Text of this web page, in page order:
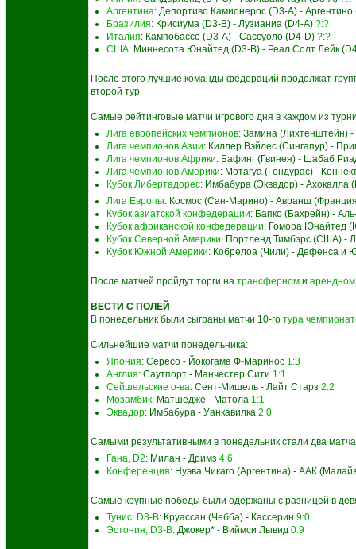
Аргентина: Депортиво Камионерос (D3-A) -
Бразилия: Крисиума (D3-B) - Лузианиа (D4-A) ?:?
Италия: Кампобассо (D3-A) - Сассуоло (D4-D) ?:?
США: Миннесота Юнайтед (D3-B) - Реал Солт Лейк
После этого лучшие команды федераций продолжат
второй тур.
Самые рейтинговые матчи игрового дня в каждом из
Лига европейских чемпионов: Замина (Лихтенштейн)
Лига чемпионов Азии: Киллер Вэйлес (Сингапур) -
Лига чемпионов Африки: Бафинг (Гвинея) - Шабаб
Лига чемпионов Америки: Мотагуа (Гондурас) -
Кубок Либертадорес: Имбабура (Эквадор) - Ахокалла
Лига Европы: Космос (Сан-Марино) - Авранш
Кубок азиатской конфедерации: Бапко (Бахрейн) -
Кубок африканской конфедерации: Гомора Юнайтед
Кубок Северной Америки: Портленд Тимбэрс (США) -
Кубок Южной Америки: Кобрелоа (Чили) - Дефенса и
После матчей пройдут торги на трансферном и арендном
ВЕСТИ С ПОЛЕЙ
В понедельник были сыграны матчи 10-го тура
Сильнейшие матчи понедельника:
Япония: Сересо - Йокогама Ф-Маринос 1:3
Англия: Саутпорт - Манчестер Сити 1:1
Сейшельские о-ва: Сент-Мишель - Лайт Старз 2:2
Мозамбик: Матшедже - Матола 1:1
Эквадор: Имбабура - Уанкавилка 2:0
Самыми результативными в понедельник стали два
Гана, D2: Милан - Дримз 4:6
Конференция: Нуэва Чикаго (Аргентина) - ААК
Самые крупные победы были одержаны с разницей в
Тунис, D3-B: Круассан (Чебба) - Кассерин 9:0
Эстония, D3-B: Джокер* - Виймси Лывид 0:9